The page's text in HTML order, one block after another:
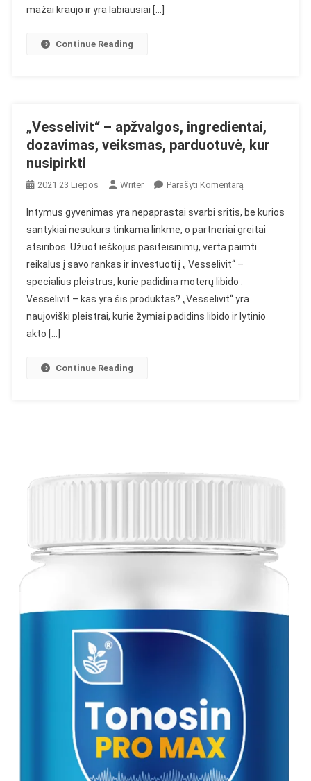
mažai kraujo ir yra labiausiai […]
Continue Reading
„Vesselivit“ – apžvalgos, ingredientai,
dozavimas, veiksmas, parduotuvė, kur
nusipirkti
2021 23 Liepos Writer Parašyti KomentarąOn
–
Apžvalgos,
Ingredientai,
Dozavimas,
Parduotuvė,
Kur
Intymus gyvenimas yra nepaprastai svarbi sritis, be kurios
santykiai nesukurs tinkama linkme, o partneriai greitai
atsiribos. Užuot ieškojus pasiteisinimų, verta paimti
reikalus į savo rankas ir investuoti į „ Vesselivit“ –
specialius pleistrus, kurie padidina moterų libido .
Vesselivit – kas yra šis produktas? „Vesselivit“ yra
naujoviški pleistrai, kurie žymiai padidins libido ir lytinio
akto […]
Continue Reading